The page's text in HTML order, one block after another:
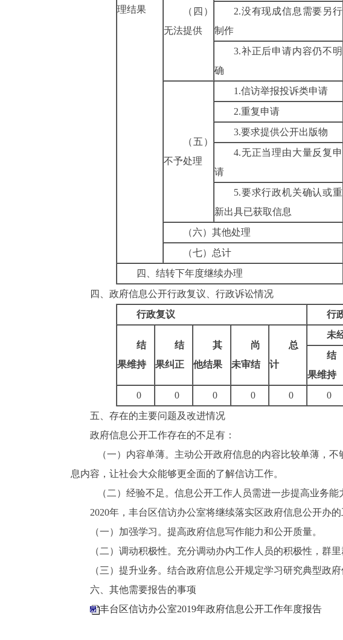
理结果
（四）
无法提供
2.没有现成信息需要另行
制作
3.补正后申请内容仍不明
确
（五）
不予处理
1.信访举报投诉类申请
2.重复申请
3.要求提供公开出版物
4.无正当理由大量反复申
请
5.要求行政机关确认或重
新出具已获取信息
（六）其他处理
（七）总计
四、结转下年度继续办理
四、政府信息公开行政复议、行政诉讼情况
行政复议
行
结
果维持
结
果纠正
其
他结果
尚
未审结
总
计
未
结
果维持
0
0 0 0 0 0
五、存在的主要问题及改进情况
政府信息公开工作存在的不足有：
（一）内容单薄。 主动公开政府信息的内容比较单薄，
息内容，让社会大众能够更全面的了解信访工作。
（二）经验不足。 信息公开工作人员需进一步提高业务能
2020年，丰台区信访办公室将继续落实区政府信息公开办
（一）加强学习。 提高政府信息写作能力和公开质量。
（二）调动积极性。 充分调动办内工作人员的积极性，群
（三）提升业务。 结合政府信息公开规定学习研究典型政
六、其他需要报告的事项
丰台区信访办公室2019年政府信息公开工作年度报告